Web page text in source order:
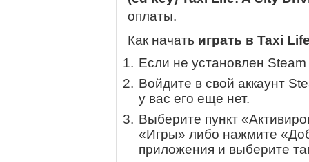
оплаты.
Как начать играть в Taxi
Если не установлен
Войдите в свой аккаунт
у вас его еще нет.
Выберите пункт
«Игры» либо нажмите
приложения и выберите